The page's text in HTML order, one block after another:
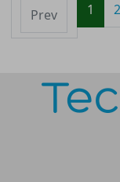
Prev 1 2